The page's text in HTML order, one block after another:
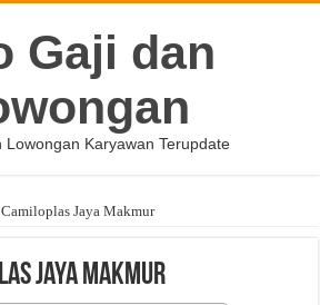
Gaji dan
Lowongan Karyawan Terupdate
Jaya Makmur
Jaya Makmur